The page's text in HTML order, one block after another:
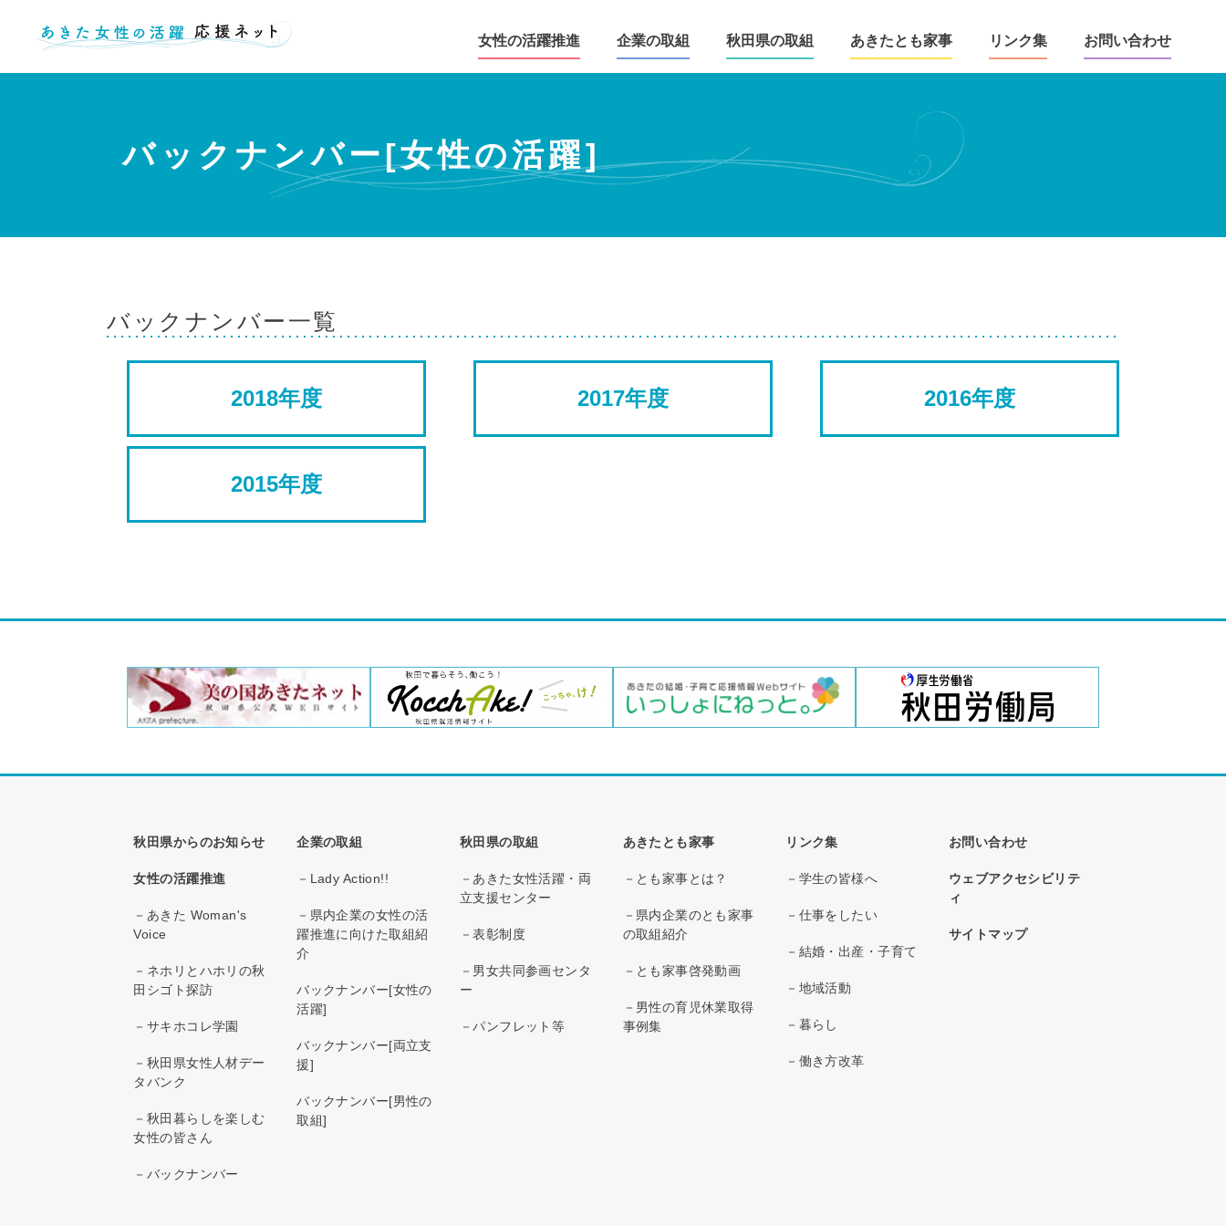
女性の活躍推進 企業の取組 秋田県の取組 あきたとも家事 リンク集 お問い合わせ
バックナンバー[女性の活躍]
バックナンバー一覧
2018年度 2017年度 2016年度
2015年度
秋田県からのお知らせ
女性の活躍推進
－あきた Woman's
Voice
－ネホリとハホリの秋
田シゴト探訪
－サキホコレ学園
－秋田県女性人材デー
タバンク
－秋田暮らしを楽しむ
女性の皆さん
－バックナンバー
企業の取組
－Lady Action!!
－県内企業の女性の活
躍推進に向けた取組紹
介
バックナンバー[女性の
活躍]
バックナンバー[両立支
援]
バックナンバー[男性の
取組]
秋田県の取組
－あきた女性活躍・両
立支援センター
－表彰制度
－男女共同参画センタ
ー
－パンフレット等
あきたとも家事
－とも家事とは？
－県内企業のとも家事
の取組紹介
－とも家事啓発動画
－男性の育児休業取得
事例集
リンク集
－学生の皆様へ
－仕事をしたい
－結婚・出産・子育て
－地域活動
－暮らし
－働き方改革
お問い合わせ
ウェブアクセシビリテ
ィ
サイトマップ